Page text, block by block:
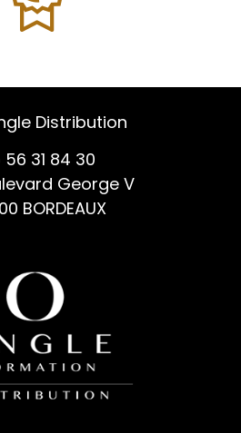
Distribution
56 31 84 30
George V
BORDEAUX